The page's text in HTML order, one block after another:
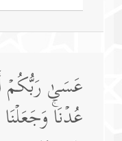
عَسَىٰ رَبُّكُمۡ
عُدۡنَاۚ